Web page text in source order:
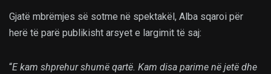
Gjatë mbrëmjes së sotme në spektakël, Alba sqaroi për
herë të parë publikisht arsyet e largimit të saj:
“E kam shprehur shumë qartë. Kam disa parime në jetë dhe